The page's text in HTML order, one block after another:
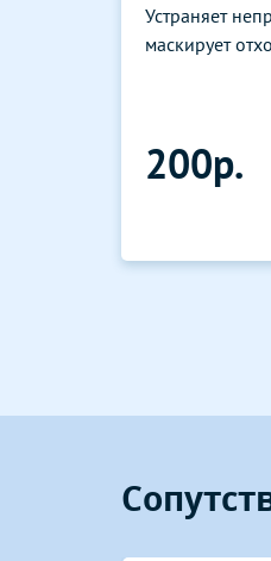
Устраняет
маскирует
200р.